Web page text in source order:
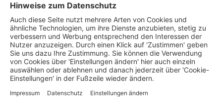
BLZ 506 626 69 - Raiffeisenbank Maintal Ndl
d Frankfurter VB
Details zu dieser Bankleitzahl :
Kurzbezeichnung
Hinweise zum Datenschutz
Auch diese Seite nutzt mehrere Arten von Cookies und
ähnliche Technologien, um ihre Dienste anzubieten, stetig zu
verbessern und Werbung entsprechend den Interessen der
Nutzer anzuzeigen. Durch einen Klick auf 'Zustimmen' geben
Sie uns dazu Ihre Zustimmung. Sie können die Verwendung
von Cookies über 'Einstellungen ändern' hier auch einzeln
auswählen oder ablehnen und danach jederzeit über 'Cookie-
Einstellungen' in der Fußzeile wieder ändern.
Impressum Datenschutz Einstellungen ändern